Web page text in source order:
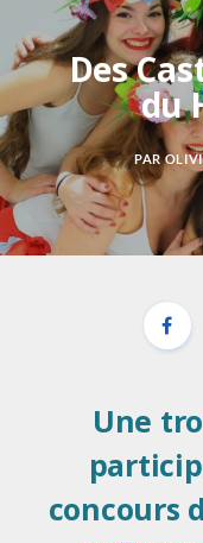
Des
du
PAR
Une
concours